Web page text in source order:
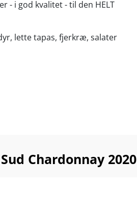
- i god kvalitet - til den HELT
lette tapas, fjerkræ, salater
Chardonnay 2020